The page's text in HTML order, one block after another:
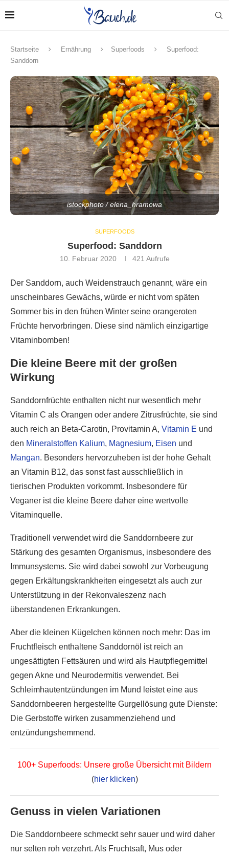
Startseite Ernährung Superfoods
Superfood:
Sanddorn
istockphoto / elena_hramowa
SUPERFOODS
Superfood: Sanddorn
10. Februar 2020 421 Aufrufe
Der Sanddorn, auch Weidenstrauch genannt, wäre ein
unscheinbares Gewächs, würde er nicht vom späten
Sommer bis in den frühen Winter seine orangeroten
Früchte hervorbringen. Diese sind nämlich einzigartige
Vitaminbomben!
Die kleine Beere mit der großen
Wirkung
Sanddornfrüchte enthalten nicht nur wesentlich mehr
Vitamin C als Orangen oder andere Zitrusfrüchte, sie sind
auch reich an Beta-Carotin, Provitamin A, Vitamin E und
den Mineralstoffen Kalium, Magnesium, Eisen und
Mangan. Besonders hervorzuheben ist der hohe Gehalt
an Vitamin B12, das sonst fast ausschließlich in
tierischen Produkten vorkommt. Insbesondere für
Veganer ist die kleine Beere daher eine wertvolle
Vitaminquelle.
Traditionell verwendet wird die Sanddornbeere zur
Stärkung des gesamten Organismus, insbesondere des
Immunsystems. Sie wird dabei sowohl zur Vorbeugung
gegen Erkältungskrankheiten eingesetzt als auch zur
Unterstützung in der Rekonvaleszenz nach
überstandenen Erkrankungen.
Aber die kleinen Kügelchen können noch mehr: Das im
Fruchtfleisch enthaltene Sanddornöl ist reich an
ungesättigten Fettsäuren und wird als Hautpflegemittel
gegen Akne und Neurodermitis verwendet. Bei
Schleimhautentzündungen im Mund leistet eine aus
Sanddornbeeren hergestellte Gurgellösung gute Dienste:
Die Gerbstoffe wirken zusammenziehend und
entzündungshemmend.
100+ Superfoods: Unsere große Übersicht mit Bildern
(hier klicken)
Genuss in vielen Variationen
Die Sanddornbeere schmeckt sehr sauer und wird daher
nur selten roh verzehrt. Als Fruchtsaft, Mus oder